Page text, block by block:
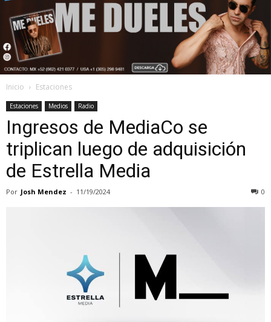
Inicio Estaciones
Estaciones Medios Radio
Ingresos de MediaCo se
triplican luego de adquisición
de Estrella Media
Por Josh Mendez - 11/19/2024 0